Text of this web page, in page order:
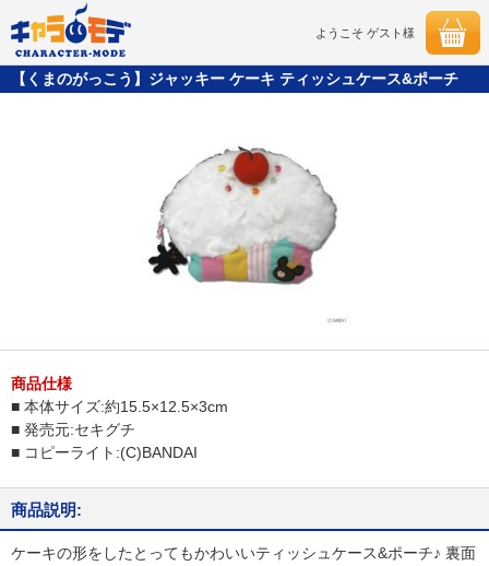
ようこそ ゲスト様
【くまのがっこう】ジャッキー ケーキ ティッシュケース&ポーチ
商品仕様
■ 本体サイズ:約15.5×12.5×3cm
■ 発売元:セキグチ
■ コピーライト:(C)BANDAI
商品説明:
ケーキの形をしたとってもかわいいティッシュケース&ポーチ♪ 裏面